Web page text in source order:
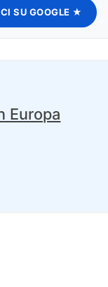
SU GOOGLE ★
Europa